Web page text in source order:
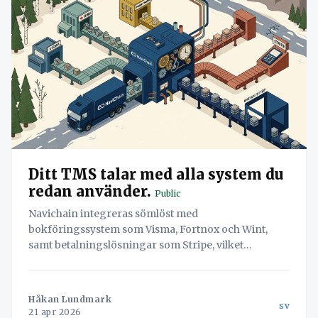
Ditt TMS talar med alla system du
redan använder. Public
Navichain integreras sömlöst med
bokföringssystem som Visma, Fortnox och Wint,
samt betalningslösningar som Stripe, vilket
Håkan Lundmark
21 apr 2026
sv